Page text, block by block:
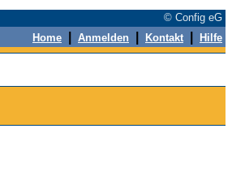
© Config eG
Home Anmelden Kontakt Hilfe